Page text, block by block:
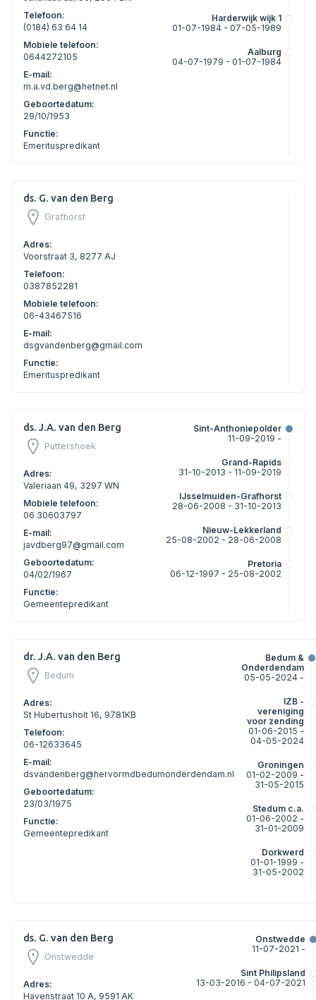
Telefoon:
(0184) 63 64 14
Mobiele telefoon:
0644272105
E-mail:
m.a.vd.berg@hetnet.nl
Geboortedatum:
29/10/1953
Functie:
Emerituspredikant
Harderwijk wijk 1
01-07-1984 - 07-05-1989
Aalburg
04-07-1979 - 01-07-1984
ds. G. van den Berg
Grafhorst
Adres:
Voorstraat 3, 8277 AJ
Telefoon:
0387852281
Mobiele telefoon:
06-43467516
E-mail:
dsgvandenberg@gmail.com
Functie:
Emerituspredikant
ds. J.A. van den Berg
Puttershoek
Adres:
Valeriaan 49, 3297 WN
Mobiele telefoon:
06 30603797
E-mail:
javdberg97@gmail.com
Geboortedatum:
04/02/1967
Functie:
Gemeentepredikant
Sint-Anthoniepolder
11-09-2019 -
Grand-Rapids
31-10-2013 - 11-09-2019
IJsselmuiden-Grafhorst
28-06-2008 - 31-10-2013
Nieuw-Lekkerland
25-08-2002 - 28-06-2008
Pretoria
06-12-1997 - 25-08-2002
dr. J.A. van den Berg
Bedum
Adres:
St Hubertusholt 16, 9781KB
Telefoon:
06-12633645
E-mail:
dsvandenberg@hervormdbedumonderdendam.nl
Geboortedatum:
23/03/1975
Functie:
Gemeentepredikant
Bedum &
Onderdendam
05-05-2024 -
IZB -
vereniging
voor zending
01-06-2015 -
04-05-2024
Groningen
01-02-2009 -
31-05-2015
Stedum c.a.
01-06-2002 -
31-01-2009
Dorkwerd
01-01-1999 -
31-05-2002
ds. G. van den Berg
Onstwedde
Adres:
Havenstraat 10 A, 9591 AK
Onstwedde
11-07-2021 -
Sint Philipsland
13-03-2016 - 04-07-2021